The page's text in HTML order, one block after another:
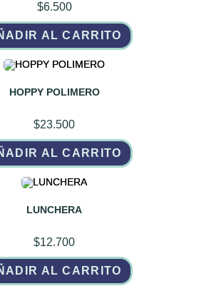
$6.500
AL CARRITO
HOPPY POLIMERO
$23.500
AL CARRITO
LUNCHERA
$12.700
AL CARRITO